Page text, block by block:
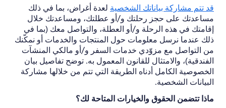
قد تتم مشاركة بياناتك الشخصية لعدة أغراض، بما في ذلك
مساعدتك على حجز رحلتك و/أو عطلتك، ومساعدتك خلال
إقامتك في هذه الرحلة و/أو العطلة، والتواصل معك (بما في
ذلك عندما نرسل معلومات حول المنتجات والخدمات أو نمكّنك
من التواصل مع مزوّدي خدمات السفر و/أو مالكي المنشآت
الفندقية)، والامتثال للقانون المعمول به. توضح تفاصيل بيان
الخصوصية الكامل أدناه الطريقة التي تتم من خلالها مشاركة
البيانات الشخصية.
ماذا تتضمن الحقوق والخيارات المتاحة لك؟